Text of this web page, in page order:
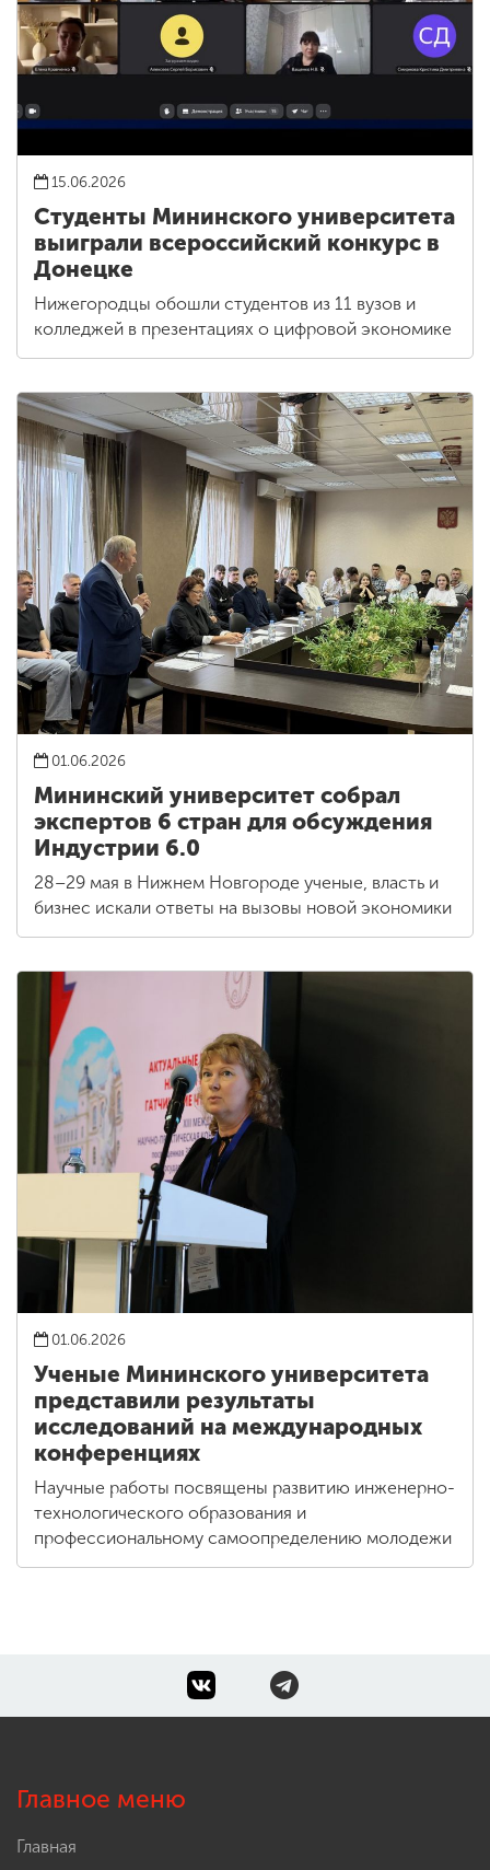
15.06.2026
Студенты Мининского университета
выиграли всероссийский конкурс в
Донецке
Нижегородцы обошли студентов из 11 вузов и
колледжей в презентациях о цифровой экономике
01.06.2026
Мининский университет собрал
экспертов 6 стран для обсуждения
Индустрии 6.0
28–29 мая в Нижнем Новгороде ученые, власть и
бизнес искали ответы на вызовы новой экономики
01.06.2026
Ученые Мининского университета
представили результаты
исследований на международных
конференциях
Научные работы посвящены развитию инженерно-
технологического образования и
профессиональному самоопределению молодежи
Главное меню
Главная